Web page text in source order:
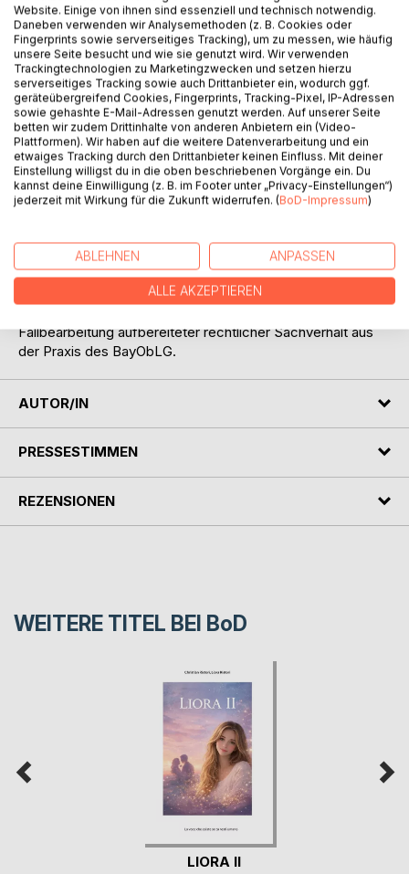
Auf die Merkliste
Titel bewerten
BESCHREIBUNG
Dieses Buch behandelt das Problem der Rangfolge der
Auslegungsmethoden im Strafrecht. Dabei wird der
besondere Stellenwert der subjektiv-historischen Methode
Fallbearbeitung aufbereiteter rechtlicher Sachverhalt aus
der Praxis des BayObLG.
AUTOR/IN
PRESSESTIMMEN
REZENSIONEN
WEITERE TITEL BEI BoD
LIORA II
Website. Einige von ihnen sind essenziell und technisch notwendig.
Daneben verwenden wir Analysemethoden (z. B. Cookies oder
Fingerprints sowie serverseitiges Tracking), um zu messen, wie häufig
unsere Seite besucht und wie sie genutzt wird. Wir verwenden
Trackingtechnologien zu Marketingzwecken und setzen hierzu
serverseitiges Tracking sowie auch Drittanbieter ein, wodurch ggf.
geräteübergreifend Cookies, Fingerprints, Tracking-Pixel, IP-Adressen
sowie gehashte E-Mail-Adressen genutzt werden. Auf unserer Seite
betten wir zudem Drittinhalte von anderen Anbietern ein (Video-
Plattformen). Wir haben auf die weitere Datenverarbeitung und ein
etwaiges Tracking durch den Drittanbieter keinen Einfluss. Mit deiner
Einstellung willigst du in die oben beschriebenen Vorgänge ein. Du
kannst deine Einwilligung (z. B. im Footer unter „Privacy-Einstellungen“)
jederzeit mit Wirkung für die Zukunft widerrufen. (BoD-Impressum)
ABLEHNEN ANPASSEN
ALLE AKZEPTIEREN